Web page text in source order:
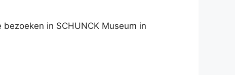
in SCHUNCK Museum in